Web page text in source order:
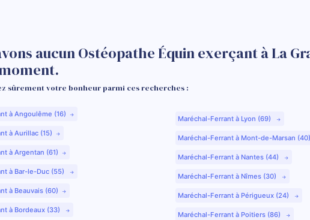
aucun Ostéopathe Équin exerçant à La
sûrement votre bonheur parmi ces recherches :
à Angoulême (16)
à Aurillac (15)
à Argentan (61)
à Bar-le-Duc (55)
à Beauvais (60)
à Bordeaux (33)
Maréchal-Ferrant à Lyon (69)
Maréchal-Ferrant à Mont-de-Marsan
Maréchal-Ferrant à Nantes (44)
Maréchal-Ferrant à Nîmes (30)
Maréchal-Ferrant à Périgueux (24)
Maréchal-Ferrant à Poitiers (86)